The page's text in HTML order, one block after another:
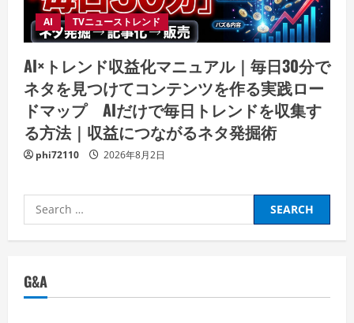
AI TVニューストレンド
AI×トレンド収益化マニュアル｜毎日30分で
ネタを見つけてコンテンツを作る実践ロー
ドマップ AIだけで毎日トレンドを収集す
る方法｜収益につながるネタ発掘術
phi72110 2026年8月2日
Search
for:
G&A